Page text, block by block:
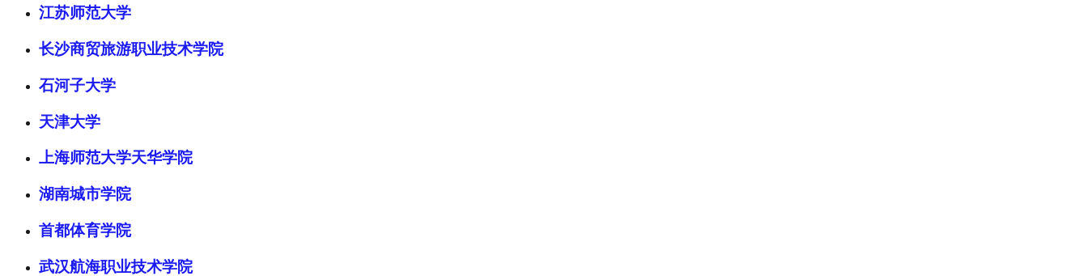
江苏师范大学
长沙商贸旅游职业技术学院
石河子大学
天津大学
上海师范大学天华学院
湖南城市学院
首都体育学院
武汉航海职业技术学院